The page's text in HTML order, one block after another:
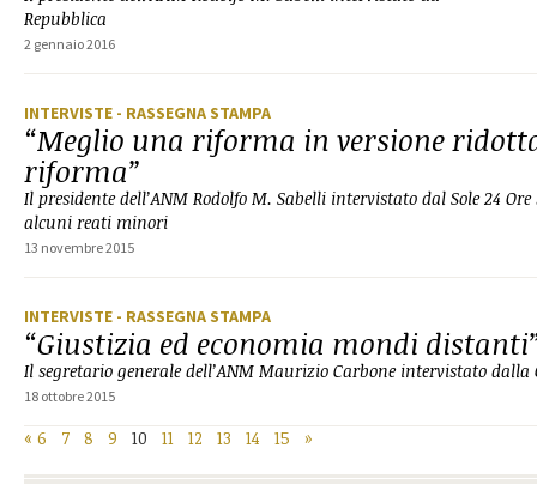
Repubblica
2 gennaio 2016
INTERVISTE - RASSEGNA STAMPA
“Meglio una riforma in versione
riforma”
Il presidente dell’ANM Rodolfo M. Sabelli intervistato dal Sole 24
alcuni reati minori
13 novembre 2015
INTERVISTE - RASSEGNA STAMPA
“Giustizia ed economia mondi
Il segretario generale dell’ANM Maurizio Carbone intervistato dalla
18 ottobre 2015
« 6 7 8 9 10 11 12 13 14 15 »